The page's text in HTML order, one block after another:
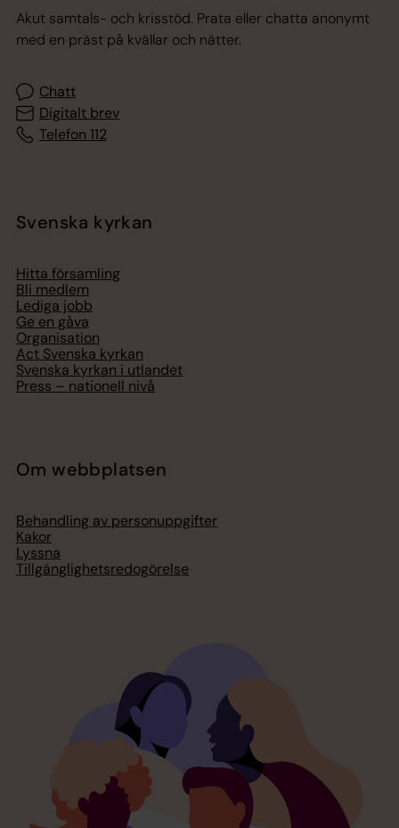
Akut samtals- och krisstöd. Prata eller chatta anonymt
med en präst på kvällar och nätter.
Chatt
Digitalt brev
Telefon 112
Svenska kyrkan
Hitta församling
Bli medlem
Lediga jobb
Ge en gåva
Organisation
Act Svenska kyrkan
Svenska kyrkan i utlandet
Press – nationell nivå
Om webbplatsen
Behandling av personuppgifter
Kakor
Lyssna
Tillgänglighetsredogörelse